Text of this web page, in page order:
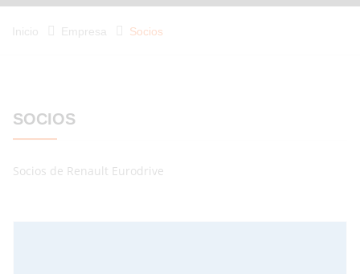
Inicio Empresa Socios
SOCIOS
Socios de Renault Eurodrive